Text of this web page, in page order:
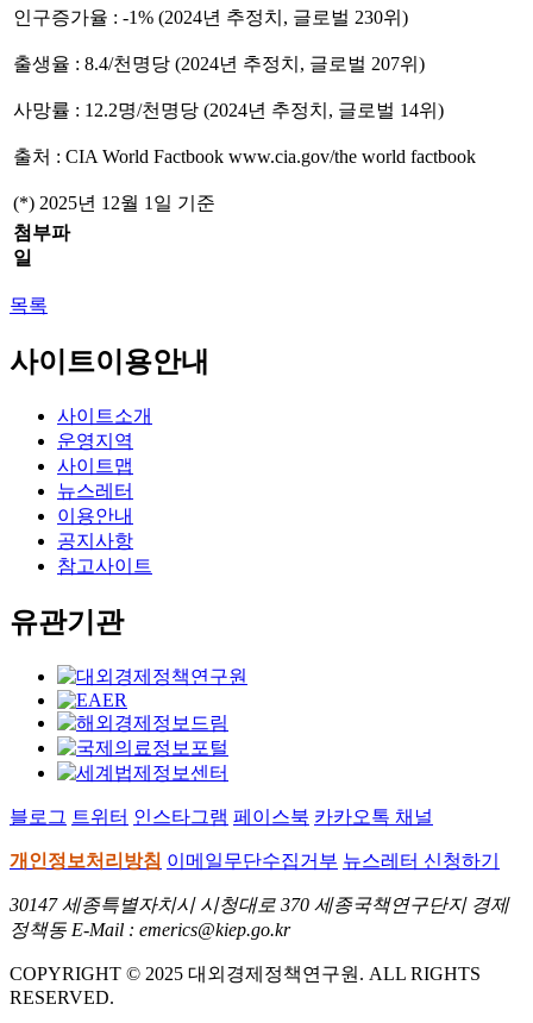
인구증가율 : -1% (2024년 추정치, 글로벌 230위)
출생율 : 8.4/천명당 (2024년 추정치, 글로벌 207위)
사망률 : 12.2명/천명당 (2024년 추정치, 글로벌 14위)
출처 : CIA World Factbook www.cia.gov/the world factbook
(*) 2025년 12월 1일 기준
첨부파
일
목록
사이트이용안내
사이트소개
운영지역
사이트맵
뉴스레터
이용안내
공지사항
참고사이트
유관기관
블로그 트위터 인스타그램 페이스북 카카오톡 채널
개인정보처리방침 이메일무단수집거부 뉴스레터 신청하기
30147 세종특별자치시 시청대로 370 세종국책연구단지 경제
정책동 E-Mail : emerics@kiep.go.kr
COPYRIGHT © 2025 대외경제정책연구원. ALL RIGHTS
RESERVED.